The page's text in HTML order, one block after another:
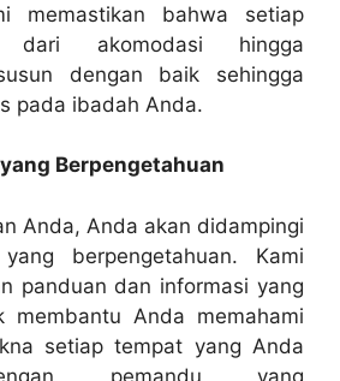
memastikan bahwa setiap
akomodasi hingga
dengan baik sehingga
pada ibadah Anda.
Berpengetahuan
Anda, Anda akan didampingi
berpengetahuan. Kami
panduan dan informasi yang
membantu Anda memahami
setiap tempat yang Anda
pemandu yang